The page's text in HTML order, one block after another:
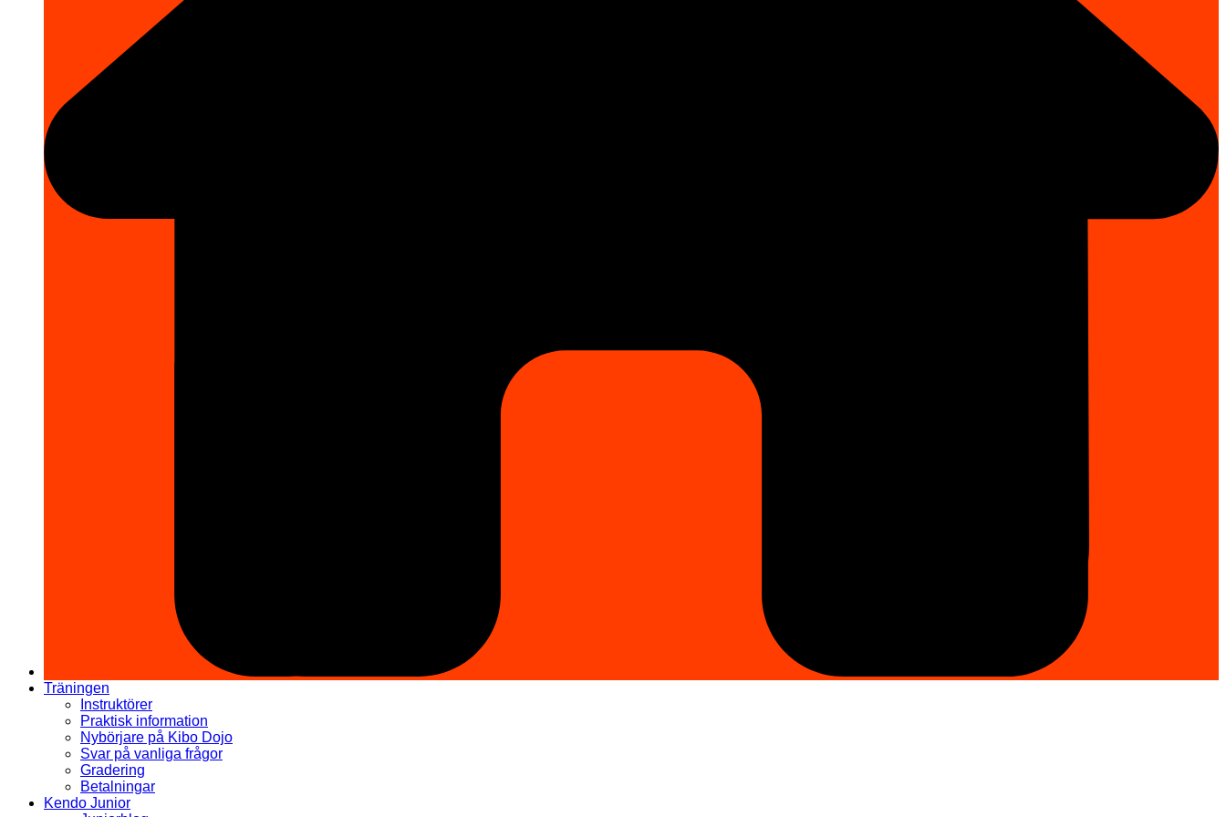
Träningen
Instruktörer
Praktisk information
Nybörjare på Kibo Dojo
Svar på vanliga frågor
Gradering
Betalningar
Kendo Junior